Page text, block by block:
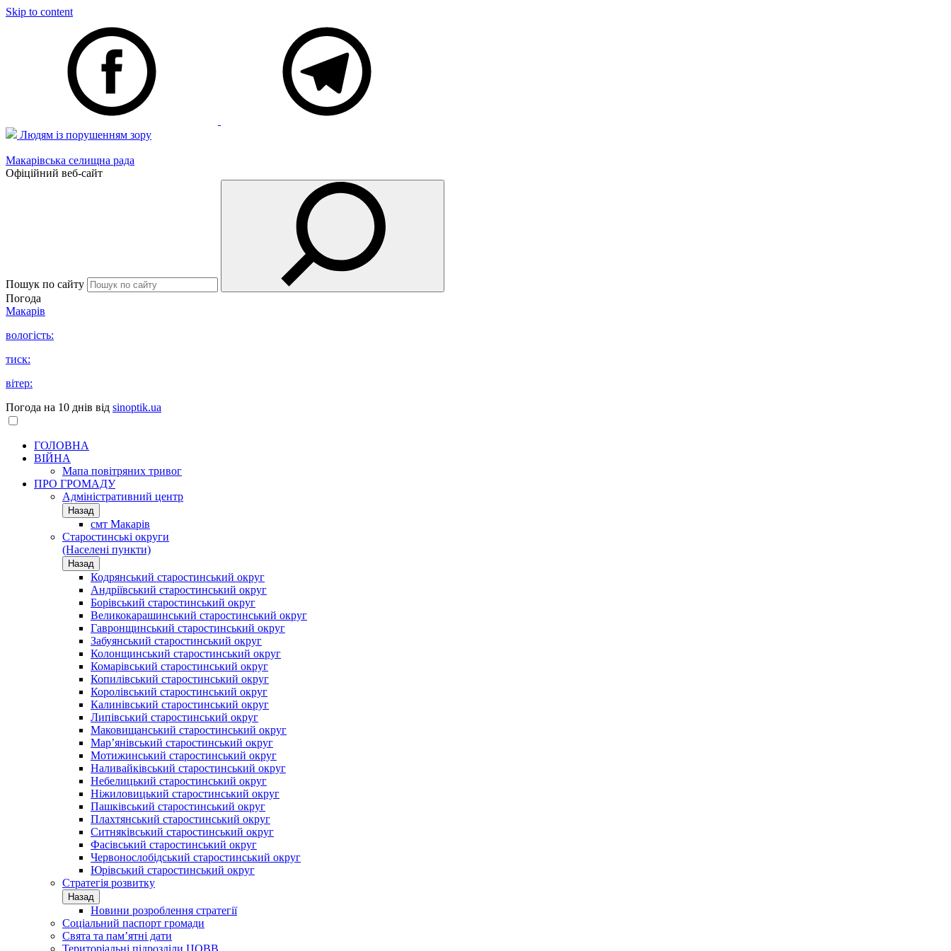
Skip to content
Людям із порушенням зору
Макарівська селищна рада
Офіційний веб-сайт
Пошук по сайту
Погода
Макарів
вологість:
тиск:
вітер:
Погода на 10 днів від sinoptik.ua
ГОЛОВНА
ВІЙНА
Мапа повітряних тривог
ПРО ГРОМАДУ
Aдміністративний центр
Назад
смт Макарів
Старостинські округи
(Населені пункти)
Назад
Кодрянський старостинський округ
Андріївський старостинський округ
Борівський старостинський округ
Великокарашинський старостинський округ
Гавронщинський старостинський округ
Забуянський старостинський округ
Колонщинський старостинський округ
Комарівський старостинський округ
Копилівський старостинський округ
Королівський старостинський округ
Калинівський старостинський округ
Липівський старостинський округ
Маковищанський старостинський округ
Мар’янівський старостинський округ
Мотижинський старостинський округ
Наливайківський старостинський округ
Небелицький старостинський округ
Ніжиловицький старостинський округ
Пашківський старостинський округ
Плахтянський старостинський округ
Ситняківський старостинський округ
Фасівський старостинський округ
Червонослобідський старостинський округ
Юрівський старостинський округ
Стратегія розвитку
Назад
Новини розроблення стратегії
Соціальний паспорт громади
Свята та пам’ятні дати
Територіальні підрозділи ЦОВВ